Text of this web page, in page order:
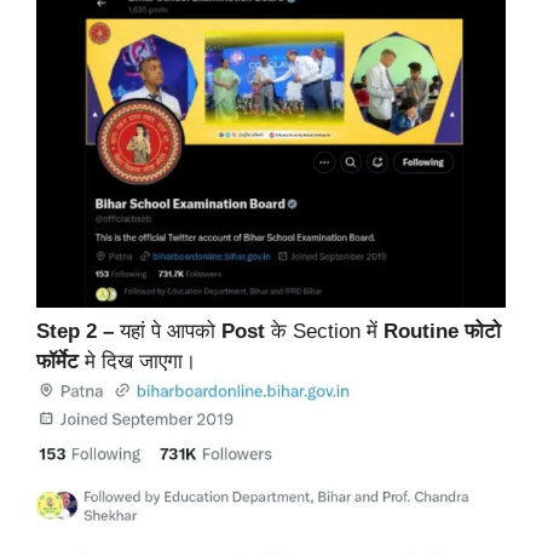
Step 2 – यहां पे आपको Post के Section में Routine फोटो
फॉर्मेटमे दिख जाएगा।